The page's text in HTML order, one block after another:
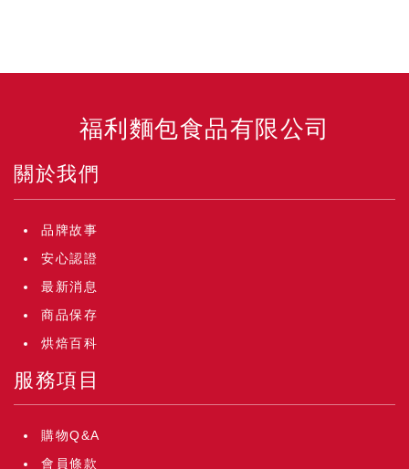
福利麵包食品有限公司
關於我們
品牌故事
安心認證
最新消息
商品保存
烘焙百科
服務項目
購物Q&A
會員條款